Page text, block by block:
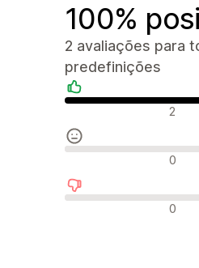
100%
2 avaliações para
predefinições
Avaliações positivas
2
Avaliações neutras
0
Avaliações negativas
0